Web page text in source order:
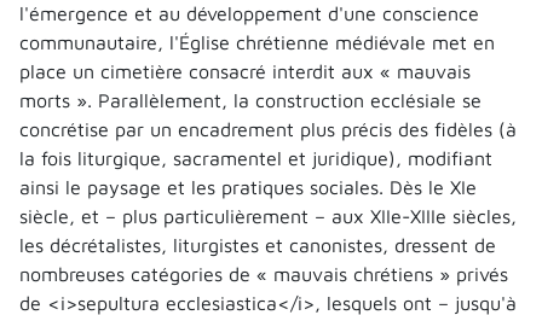
l'émergence et au développement d'une conscience
communautaire, l'Église chrétienne médiévale met en
place un cimetière consacré interdit aux « mauvais
morts ». Parallèlement, la construction ecclésiale se
concrétise par un encadrement plus précis des fidèles (à
la fois liturgique, sacramentel et juridique), modifiant
ainsi le paysage et les pratiques sociales. Dès le XIe
siècle, et – plus particulièrement – aux XIIe-XIIIe siècles,
les décrétalistes, liturgistes et canonistes, dressent de
nombreuses catégories de « mauvais chrétiens » privés
de <i>sepultura ecclesiastica</i>, lesquels ont – jusqu'à